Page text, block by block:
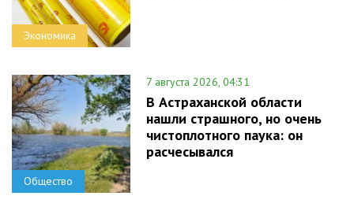
Экономика
Общество
7 августа 2026, 04:31
В Астраханской области
нашли страшного, но очень
чистоплотного паука: он
расчесывался